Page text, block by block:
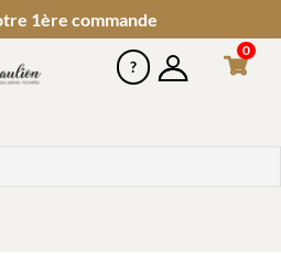
1ère commande
0